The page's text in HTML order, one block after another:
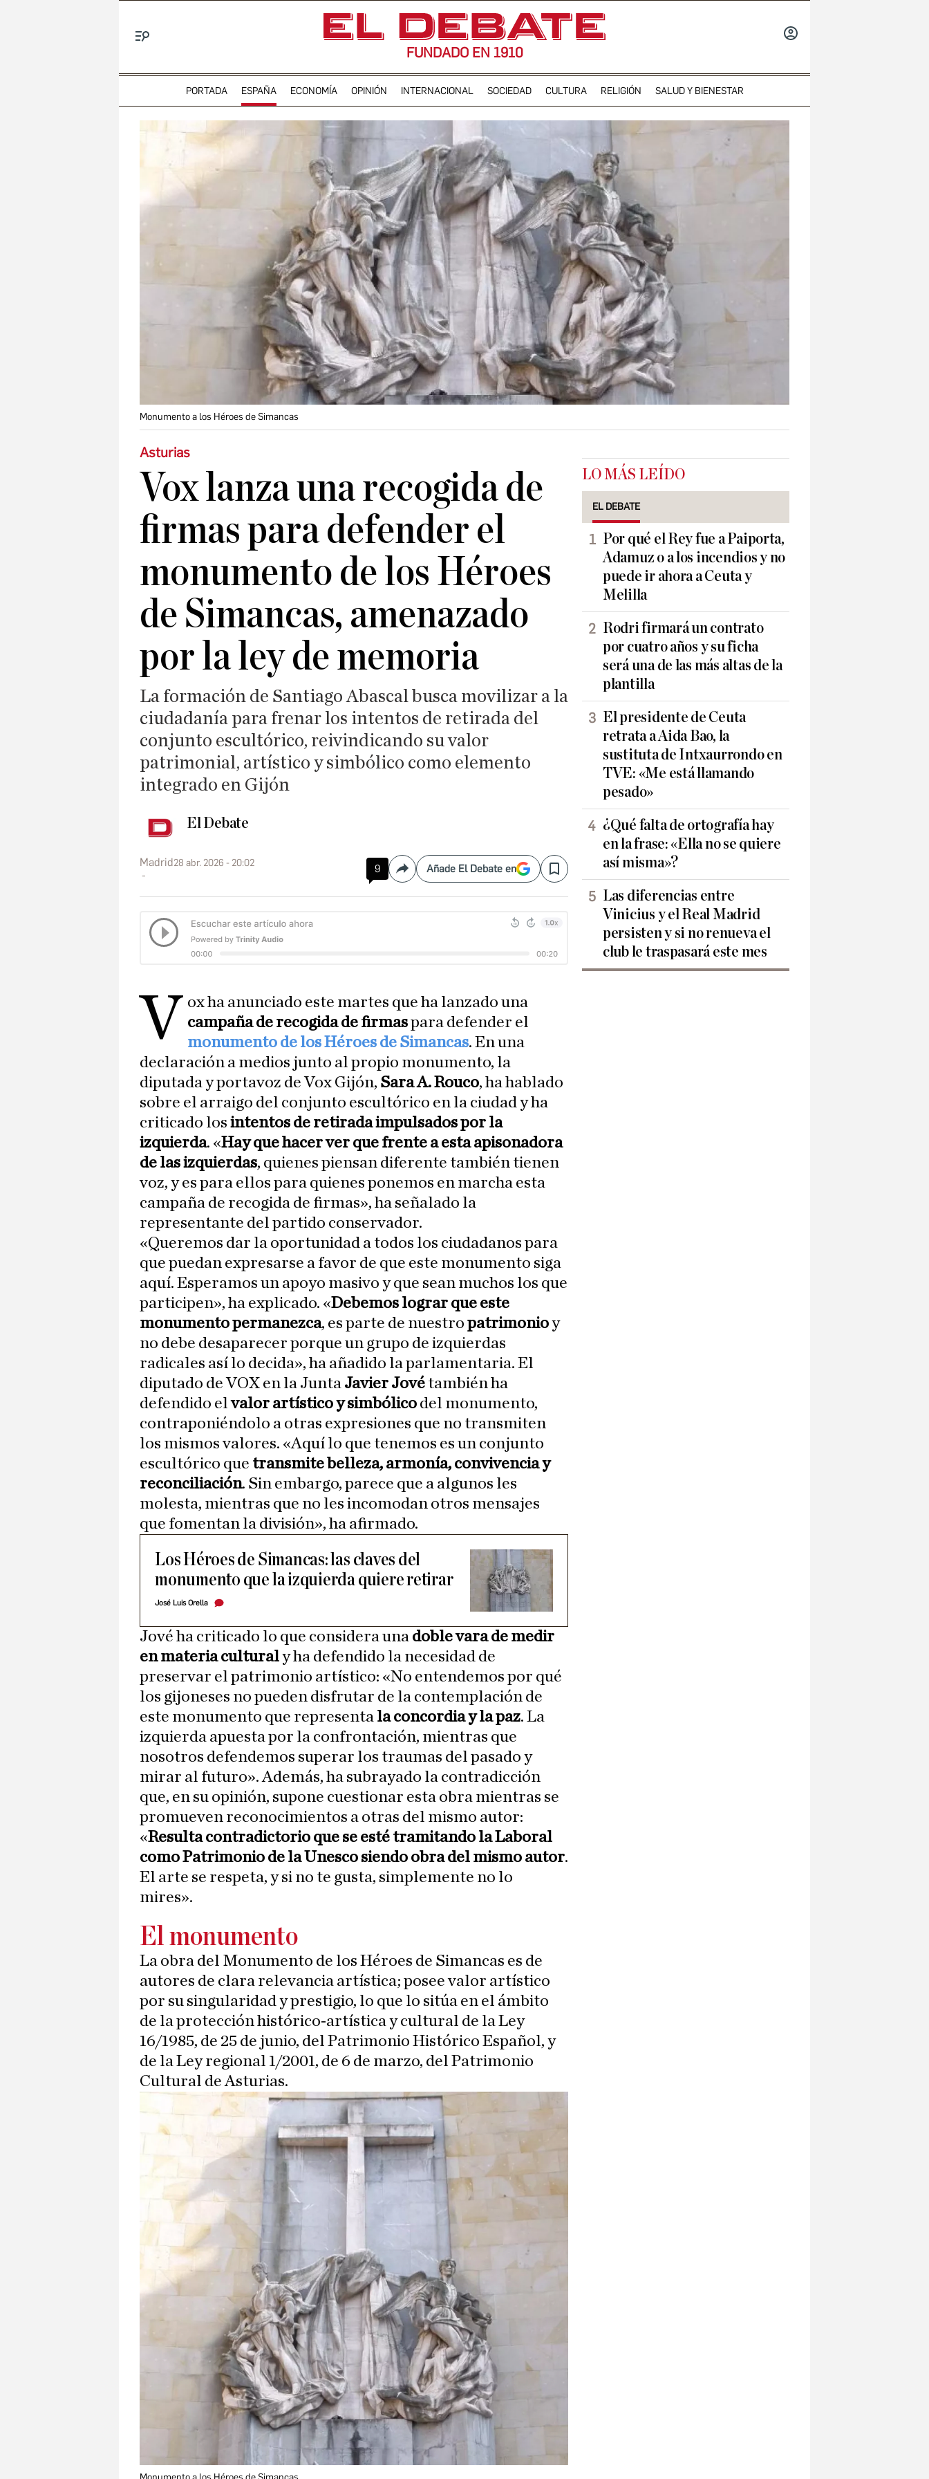
FUNDADO EN 1910
PORTADA ESPAÑA ECONOMÍA OPINIÓN INTERNACIONAL SOCIEDAD CULTURA RELIGIÓN SALUD Y BIENESTAR
Monumento a los Héroes de Simancas
Asturias
Vox lanza una recogida de
firmas para defender el
monumento de los Héroes
de Simancas, amenazado
por la ley de memoria
La formación de Santiago Abascal busca movilizar a la
ciudadanía para frenar los intentos de retirada del
conjunto escultórico, reivindicando su valor
patrimonial, artístico y simbólico como elemento
integrado en Gijón
El Debate
Madrid28 abr. 2026 - 20:02 9 CompartirAñade El Debate en Save
V ox ha anunciado este martes que ha lanzado una
campaña de recogida de firmaspara defender el
monumento de los Héroes de Simancas. En una
declaración a medios junto al propio monumento, la
diputada y portavoz de Vox Gijón, Sara A. Rouco, ha hablado
sobre el arraigo del conjunto escultórico en la ciudad y ha
criticado los intentos de retirada impulsados por la
izquierda. «Hay que hacer ver que frente a esta apisonadora
de las izquierdas, quienes piensan diferente también tienen
voz, y es para ellos para quienes ponemos en marcha esta
campaña de recogida de firmas», ha señalado la
representante del partido conservador.
«Queremos dar la oportunidad a todos los ciudadanos para
que puedan expresarse a favor de que este monumento siga
aquí. Esperamos un apoyo masivo y que sean muchos los que
participen», ha explicado. «Debemos lograr que este
monumento permanezca, es parte de nuestro patrimonioy
no debe desaparecer porque un grupo de izquierdas
radicales así lo decida», ha añadido la parlamentaria. El
diputado de VOX en la Junta Javier Jové también ha
defendido elvalor artístico y simbólico del monumento,
contraponiéndolo a otras expresiones que no transmiten
los mismos valores. «Aquí lo que tenemos es un conjunto
escultórico que transmite belleza, armonía, convivencia y
reconciliación. Sin embargo, parece que a algunos les
molesta, mientras que no les incomodan otros mensajes
que fomentan la división», ha afirmado.
Los Héroes de Simancas: las claves del
monumento que la izquierda quiere retirar
José Luis Orella
Jové ha criticado lo que considera una doble vara de medir
en materia culturaly ha defendido la necesidad de
preservar el patrimonio artístico: «No entendemos por qué
los gijoneses no pueden disfrutar de la contemplación de
este monumento que representa la concordia y la paz. La
izquierda apuesta por la confrontación, mientras que
nosotros defendemos superar los traumas del pasado y
mirar al futuro». Además, ha subrayado la contradicción
que, en su opinión, supone cuestionar esta obra mientras se
promueven reconocimientos a otras del mismo autor:
«Resulta contradictorio que se esté tramitando la Laboral
como Patrimonio de la Unesco siendo obra del mismo autor.
El arte se respeta, y si no te gusta, simplemente no lo
mires».
El monumento
La obra del Monumento de los Héroes de Simancas es de
autores de clara relevancia artística; posee valor artístico
por su singularidad y prestigio, lo que lo sitúa en el ámbito
de la protección histórico-artística y cultural de la Ley
16/1985, de 25 de junio, del Patrimonio Histórico Español, y
de la Ley regional 1/2001, de 6 de marzo, del Patrimonio
Cultural de Asturias.
LO MÁS LEÍDO
EL DEBATE
Por qué el Rey fue a Paiporta,
Adamuz o a los incendios y no
puede ir ahora a Ceuta y
Melilla
Rodri firmará un contrato
por cuatro años y su ficha
será una de las más altas de la
plantilla
El presidente de Ceuta
retrata a Aida Bao, la
sustituta de Intxaurrondo en
TVE: «Me está llamando
pesado»
¿Qué falta de ortografía hay
en la frase: «Ella no se quiere
así misma»?
Las diferencias entre
Vinicius y el Real Madrid
persisten y si no renueva el
club le traspasará este mes